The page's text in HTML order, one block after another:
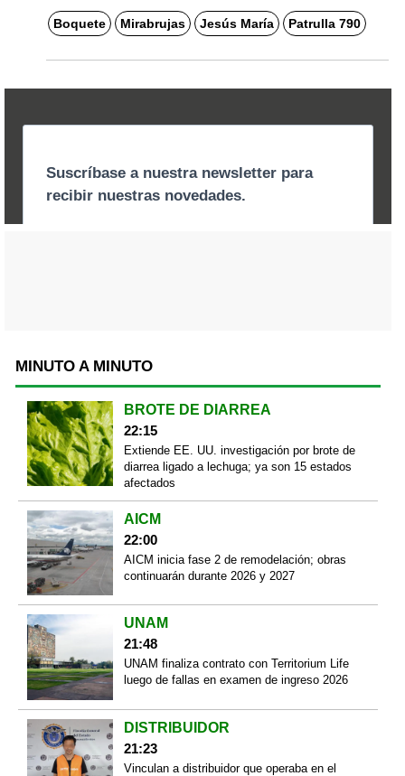
Boquete Mirabrujas Jesús María Patrulla 790
MINUTO A MINUTO
BROTE DE DIARREA
22:15
Extiende EE. UU. investigación por brote de
diarrea ligado a lechuga; ya son 15 estados
afectados
AICM
22:00
AICM inicia fase 2 de remodelación; obras
continuarán durante 2026 y 2027
UNAM
21:48
UNAM finaliza contrato con Territorium Life
luego de fallas en examen de ingreso 2026
DISTRIBUIDOR
21:23
Vinculan a distribuidor que operaba en el